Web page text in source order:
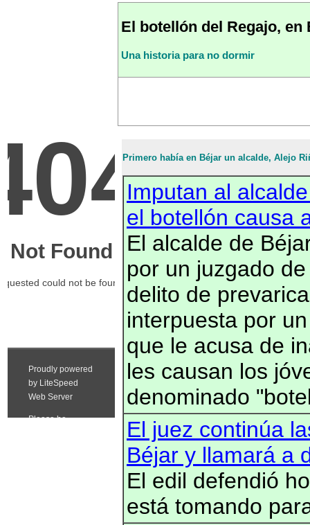
El botellón del Regajo, en
Una historia para no dormir
Primero había en Béjar un alcalde, Alejo
Imputan al
el botellón causa
El alcalde de
por un juzgado
delito de
interpuesta por
que le acusa de
les causan los
denominado
El juez continúa
Béjar y llamará a
El edil defendió
está tomando